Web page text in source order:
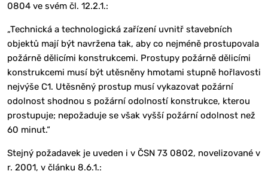
0804 ve svém čl. 12.2.1.:
„Technická a technologická zařízení uvnitř stavebních
objektů mají být navržena tak, aby co nejméně prostupovala
požárně dělicími konstrukcemi. Prostupy požárně dělicími
konstrukcemi musí být utěsněny hmotami stupně hořlavosti
nejvýše C1. Utěsněný prostup musí vykazovat požární
odolnost shodnou s požární odolností konstrukce, kterou
prostupuje; nepožaduje se však vyšší požární odolnost než
60 minut.“
Stejný požadavek je uveden i v ČSN 73 0802, novelizované v
r. 2001, v článku 8.6.1.: